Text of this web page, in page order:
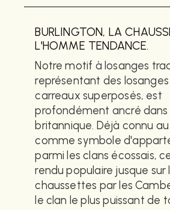
BURLINGTON, LA
L'HOMME TENDANCE.
Notre motif à losanges
représentant des
carreaux superposés, est
profondément ancré dans
britannique. Déjà connu
comme symbole
parmi les clans écossais,
rendu populaire jusque sur
chaussettes par les
le clan le plus puissant de